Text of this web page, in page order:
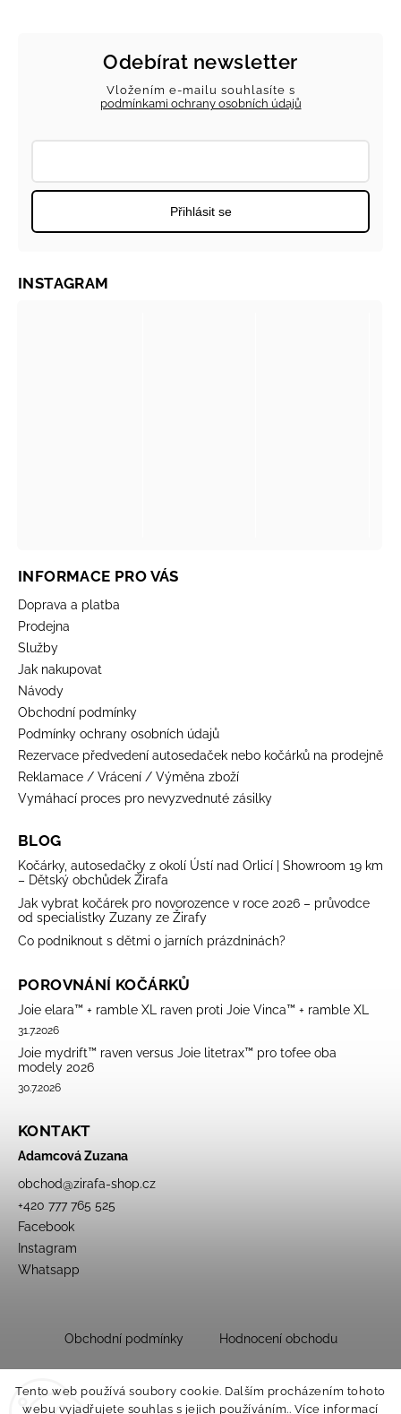
Tento web používá soubory cookie. Dalším procházením tohoto
webu vyjadřujete souhlas s jejich používáním.. Více informací
Odebírat newsletter
Vložením e-mailu souhlasíte s
podmínkami ochrany osobních údajů
Přihlásit se
INFORMACE PRO VÁS
Doprava a platba
Prodejna
Služby
Jak nakupovat
Návody
Obchodní podmínky
Podmínky ochrany osobních údajů
Rezervace předvedení autosedaček nebo kočárků na prodejně
Reklamace / Vrácení / Výměna zboží
Vymáhací proces pro nevyzvednuté zásilky
BLOG
Kočárky, autosedačky z okolí Ústí nad Orlicí | Showroom 19 km
– Dětský obchůdek Žirafa
Jak vybrat kočárek pro novorozence v roce 2026 – průvodce
od specialistky Zuzany ze Žirafy
Co podniknout s dětmi o jarních prázdninách?
POROVNÁNÍ KOČÁRKŮ
Joie elara™ + ramble XL raven proti Joie Vinca™ + ramble XL
31.7.2026
Joie mydrift™ raven versus Joie litetrax™ pro tofee oba
modely 2026
30.7.2026
KONTAKT
Adamcová Zuzana
obchod@zirafa-shop.cz
+420 777 765 525
Facebook
Instagram
Whatsapp
INSTAGRAM
Obchodní podmínky Hodnocení obchodu